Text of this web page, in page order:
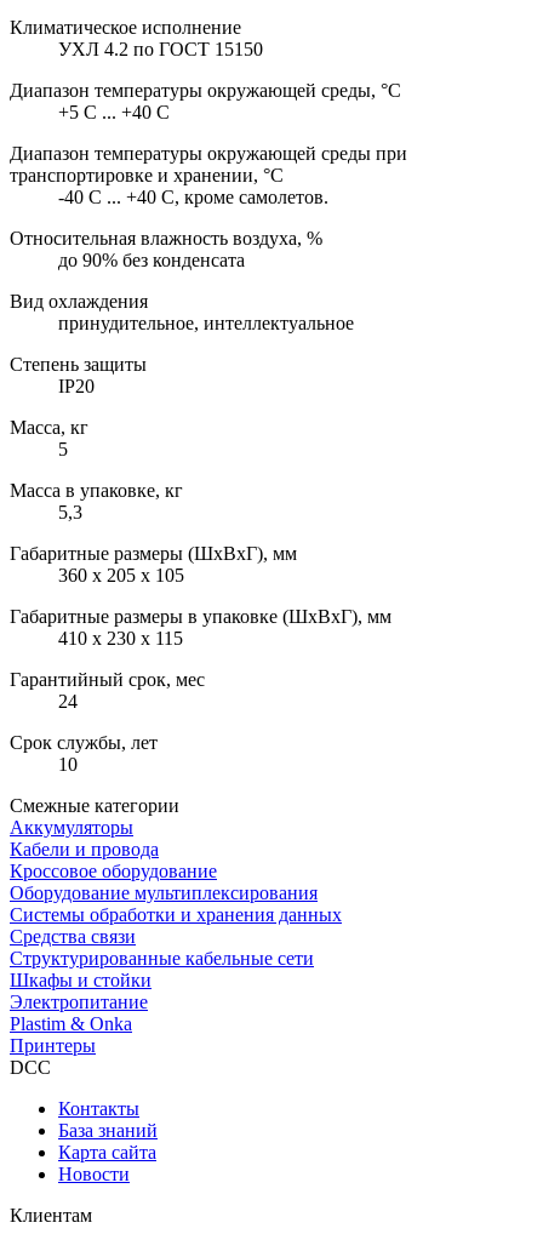
Климатическое исполнение
УХЛ 4.2 по ГОСТ 15150
Диапазон температуры окружающей среды, °С
+5 C ... +40 C
Диапазон температуры окружающей среды при
транспортировке и хранении, °С
-40 С ... +40 С, кроме самолетов.
Относительная влажность воздуха, %
до 90% без конденсата
Вид охлаждения
принудительное, интеллектуальное
Степень защиты
IP20
Масса, кг
5
Масса в упаковке, кг
5,3
Габаритные размеры (ШхВхГ), мм
360 x 205 х 105
Габаритные размеры в упаковке (ШхВхГ), мм
410 x 230 x 115
Гарантийный срок, мес
24
Срок службы, лет
10
Смежные категории
Аккумуляторы
Кабели и провода
Кроссовое оборудование
Оборудование мультиплексирования
Системы обработки и хранения данных
Средства связи
Структурированные кабельные сети
Шкафы и стойки
Электропитание
Plastim & Onka
Принтеры
DCC
Контакты
База знаний
Карта сайта
Новости
Клиентам